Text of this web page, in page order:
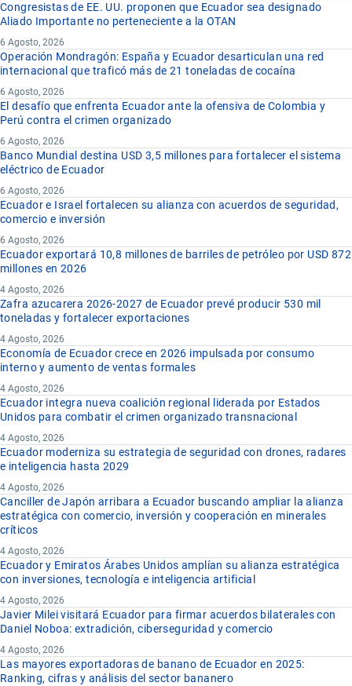
Congresistas de EE. UU. proponen que Ecuador sea designado
Aliado Importante no perteneciente a la OTAN
6 Agosto, 2026
Operación Mondragón: España y Ecuador desarticulan una red
internacional que traficó más de 21 toneladas de cocaína
6 Agosto, 2026
El desafío que enfrenta Ecuador ante la ofensiva de Colombia y
Perú contra el crimen organizado
6 Agosto, 2026
Banco Mundial destina USD 3,5 millones para fortalecer el sistema
eléctrico de Ecuador
6 Agosto, 2026
Ecuador e Israel fortalecen su alianza con acuerdos de seguridad,
comercio e inversión
6 Agosto, 2026
Ecuador exportará 10,8 millones de barriles de petróleo por USD 872
millones en 2026
4 Agosto, 2026
Zafra azucarera 2026-2027 de Ecuador prevé producir 530 mil
toneladas y fortalecer exportaciones
4 Agosto, 2026
Economía de Ecuador crece en 2026 impulsada por consumo
interno y aumento de ventas formales
4 Agosto, 2026
Ecuador integra nueva coalición regional liderada por Estados
Unidos para combatir el crimen organizado transnacional
4 Agosto, 2026
Ecuador moderniza su estrategia de seguridad con drones, radares
e inteligencia hasta 2029
4 Agosto, 2026
Canciller de Japón arribara a Ecuador buscando ampliar la alianza
estratégica con comercio, inversión y cooperación en minerales
críticos
4 Agosto, 2026
Ecuador y Emiratos Árabes Unidos amplían su alianza estratégica
con inversiones, tecnología e inteligencia artificial
4 Agosto, 2026
Javier Milei visitará Ecuador para firmar acuerdos bilaterales con
Daniel Noboa: extradición, ciberseguridad y comercio
4 Agosto, 2026
Las mayores exportadoras de banano de Ecuador en 2025:
Ranking, cifras y análisis del sector bananero